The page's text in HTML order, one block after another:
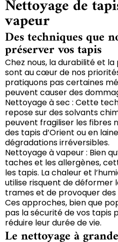
Nettoyage de
vapeur
Des techniques que
préserver vos tapis
Chez nous, la durabilité et
sont au cœur de nos
pratiquons pas certaines
peuvent causer des
Nettoyage à sec : Cette
repose sur des solvants
peuvent fragiliser les fibres
des tapis d’Orient ou en
dégradations irréversibles.
Nettoyage à vapeur : Bien
taches et les allergènes,
les tapis. La chaleur et
utilise risquent de déformer
trames et de provoquer
Ces approches, bien que
pas la sécurité de vos tapis
réduire leur durée de vie.
Le nettoyage à